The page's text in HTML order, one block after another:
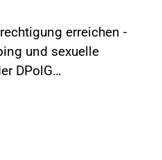
erreichen -
und sexuelle
DPolG…